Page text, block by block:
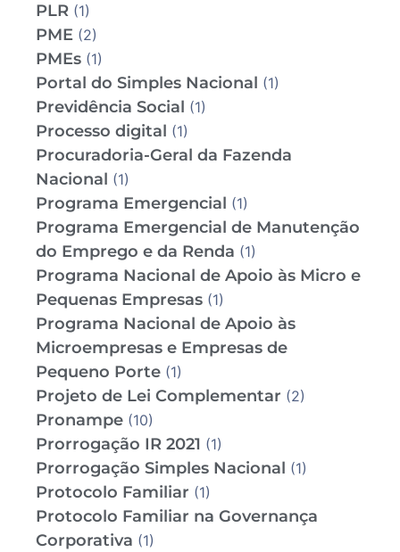
PLR (1)
PME (2)
PMEs (1)
Portal do Simples Nacional (1)
Previdência Social (1)
Processo digital (1)
Procuradoria-Geral da Fazenda
Nacional (1)
Programa Emergencial (1)
Programa Emergencial de Manutenção
do Emprego e da Renda (1)
Programa Nacional de Apoio às Micro e
Pequenas Empresas (1)
Programa Nacional de Apoio às
Microempresas e Empresas de
Pequeno Porte (1)
Projeto de Lei Complementar (2)
Pronampe (10)
Prorrogação IR 2021 (1)
Prorrogação Simples Nacional (1)
Protocolo Familiar (1)
Protocolo Familiar na Governança
Corporativa (1)